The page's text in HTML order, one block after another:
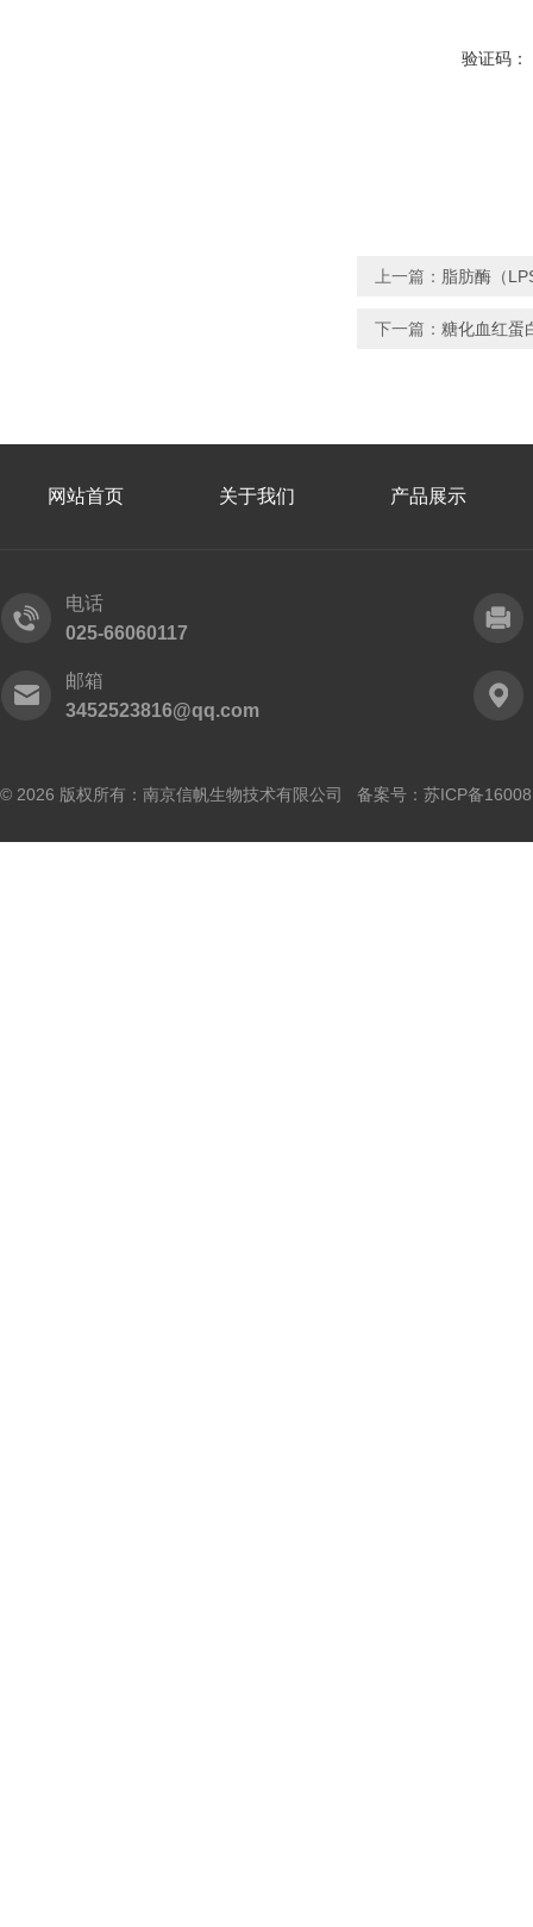
验证码：
上一篇： 脂肪酶（
下一篇： 糖化血红蛋
网站首页 关于我们 产品展示
电话
025-66060117
邮箱
3452523816@qq.com
© 2026 版权所有：南京信帆生物技术有限公司 备案号： 苏ICP备